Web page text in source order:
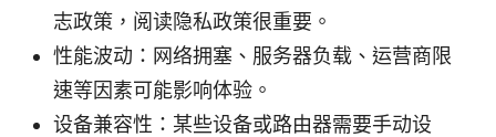
志政策，阅读隐私政策很重要。
性能波动：网络拥塞、服务器负载、运营商限
速等因素可能影响体验。
设备兼容性：某些设备或路由器需要手动设